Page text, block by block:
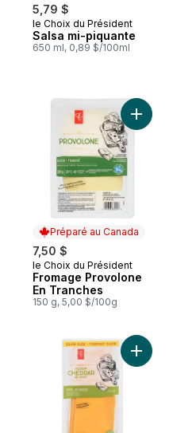
5,79 $
Préparé au Canada
le Choix du Président
Salsa mi-piquante
650 ml, 0,89 $/100ml
Préparé au Canada
7,50 $
Préparé au Canada
le Choix du Président
Fromage Provolone
En Tranches
150 g, 5,00 $/100g